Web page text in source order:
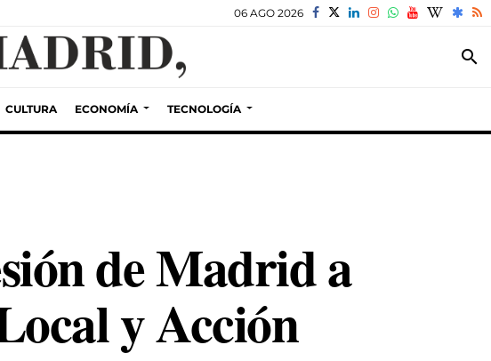
06 AGO 2026
search
CULTURA ECONOMÍA TECNOLOGÍA
de Madrid a
y Acción